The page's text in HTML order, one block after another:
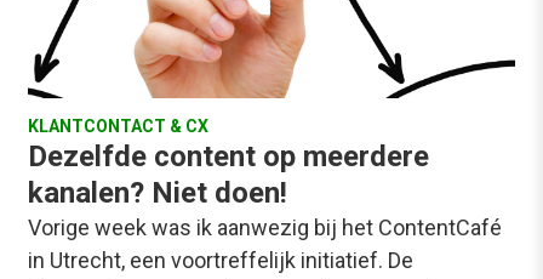
KLANTCONTACT & CX
Dezelfde content op meerdere
kanalen? Niet doen!
Vorige week was ik aanwezig bij het ContentCafé
in Utrecht, een voortreffelijk initiatief. De